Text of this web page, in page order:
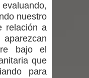
interés
y coreana
en el
en medio de
nuestro
relación a
bajo el
que
para